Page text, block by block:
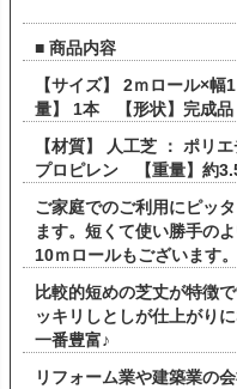
■ 商品内容
【サイズ】 2ｍロール
量】 1本 【形状】完成品
【材質】 人工芝 ： ポ
プロピレン 【重量】約
ご家庭でのご利用にピッ
ます。短くて使い勝手の
10ｍロールもございます。
比較的短めの芝丈が特徴
ッキリしとしが仕上がり
一番豊富♪
リフォーム業や建築業の